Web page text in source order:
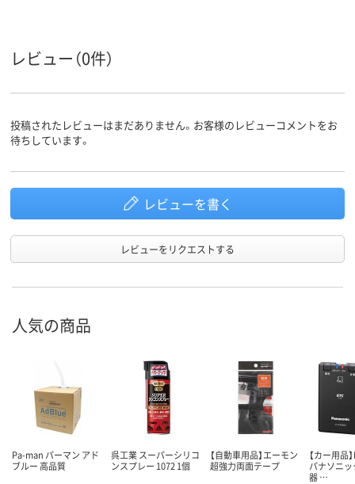
レビュー（0件）
投稿されたレビューはまだありません。お客様のレビューコメントをお
待ちしています。
レビューを書く
レビューをリクエストする
人気の商品
Pa-man パーマン アド
ブルー 高品質
呉工業 スーパーシリコ
ンスプレー 1072 1個
【自動車用品】エーモン
超強力両面テープ
【カー用品
パナソニッ
器 …